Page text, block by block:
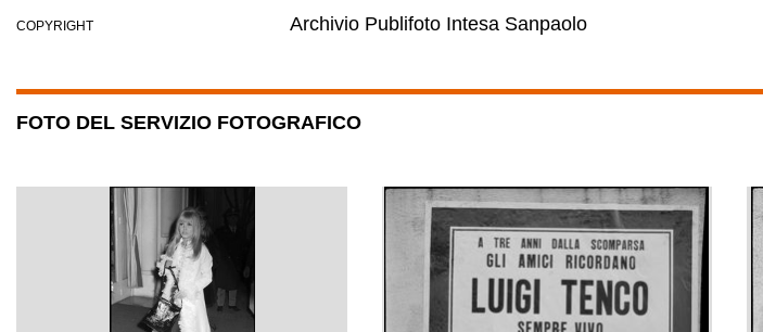
COPYRIGHT Archivio Publifoto Intesa Sanpaolo
FOTO DEL SERVIZIO FOTOGRAFICO